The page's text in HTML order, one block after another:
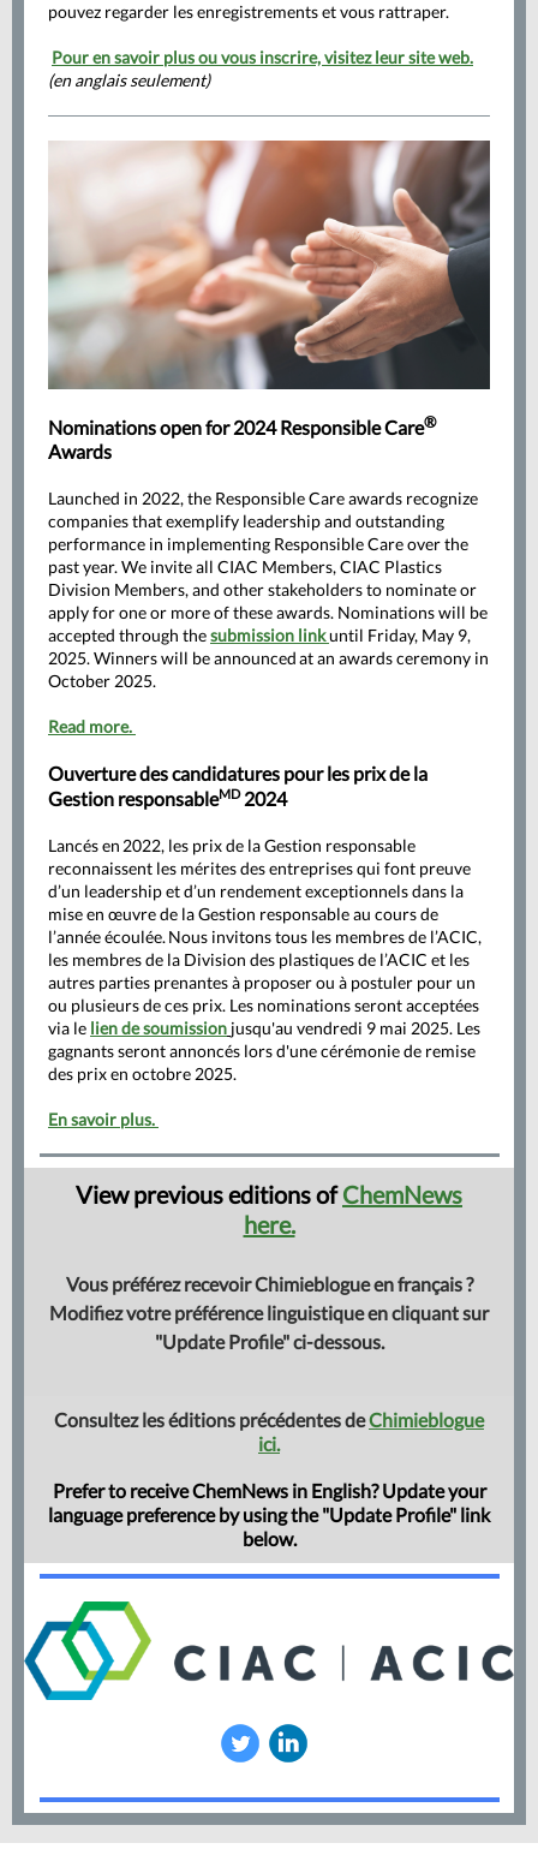
pouvez regarder les enregistrements et vous rattraper.
Pour en savoir plus ou vous inscrire, visitez leur site web.
(en anglais seulement)
Nominations open for 2024 Responsible Care®
Awards
Launched in 2022, the Responsible Care awards recognize
companies that exemplify leadership and outstanding
performance in implementing Responsible Care over the
past year. We invite all CIAC Members, CIAC Plastics
Division Members, and other stakeholders to nominate or
apply for one or more of these awards. Nominations will be
accepted through thesubmission linkuntil Friday, May 9,
2025. Winners will be announced at an awards ceremony in
October 2025.
Read more.
Ouverture des candidatures pour les prix de la
Gestion responsableMD2024
Lancés en 2022, les prix de la Gestion responsable
reconnaissent les mérites des entreprises qui font preuve
d’un leadership et d’un rendement exceptionnels dans la
mise en œuvre de la Gestion responsable au cours de
l’année écoulée. Nous invitons tous les membres de l’ACIC,
les membres de la Division des plastiques de l’ACIC et les
autres parties prenantes à proposer ou à postuler pour un
ou plusieurs de ces prix. Les nominations seront acceptées
via le lien de soumission jusqu'au vendredi 9 mai 2025. Les
gagnants seront annoncés lors d'une cérémonie de remise
des prix en octobre 2025.
En savoir plus.
View previous editions of ChemNews
here.
Vous préférez recevoir Chimieblogue en français ?
Modifiez votre préférence linguistique en cliquant sur
"Update Profile" ci-dessous.
Consultez les éditions précédentes deChimieblogue
ici.
Prefer to receive ChemNews in English? Update your
language preference by using the "Update Profile" link
below.